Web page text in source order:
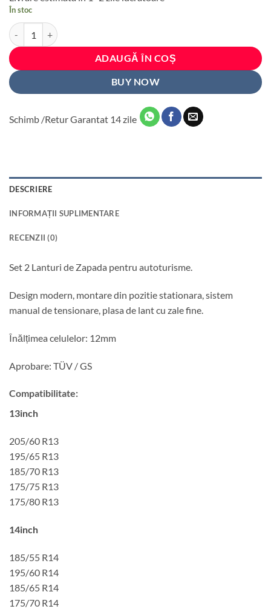
313 lei.
În stoc
Cantitate Set 2 Lanturi de Zapada pentru autoturisme cu zale de
ADAUGĂ ÎN COȘ
BUY NOW
Schimb /Retur Garantat 14 zile
DESCRIERE
INFORMAȚII SUPLIMENTARE
RECENZII (0)
Set 2 Lanturi de Zapada pentru autoturisme.
Design modern, montare din pozitie stationara, sistem
manual de tensionare, plasa de lant cu zale fine.
Înălțimea celulelor: 12mm
Aprobare: TÜV / GS
Compatibilitate:
13inch
205/60 R13
195/65 R13
185/70 R13
175/75 R13
175/80 R13
14inch
185/55 R14
195/60 R14
185/65 R14
175/70 R14